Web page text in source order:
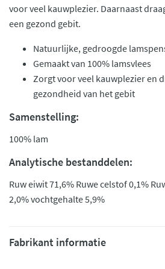
voor veel kauwplezier. Daarnaast
een gezond gebit.
Natuurlijke, gedroogde
Gemaakt van 100% lamsvlees
Zorgt voor veel kauwplezier en
gezondheid van het gebit
Samenstelling:
100% lam
Analytische bestanddelen:
Ruw eiwit 71,6% Ruwe celstof 0,1%
2,0% vochtgehalte 5,9%
Fabrikant informatie